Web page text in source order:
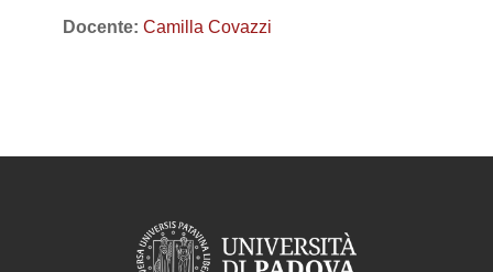
Docente: Camilla Covazzi